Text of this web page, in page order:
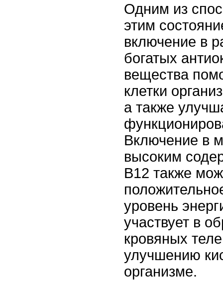
Одним из
этим
включение в
богатых
вещества
клетки
а также
Включение в
высоким
B12 также
уровень
участвует в
кровяных
улучшению
организме.